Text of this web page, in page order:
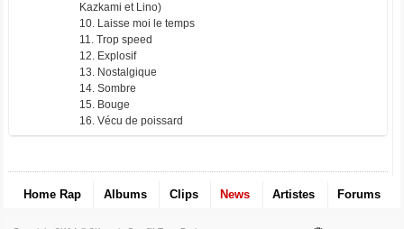
Kazkami et Lino)
10. Laisse moi le temps
11. Trop speed
12. Explosif
13. Nostalgique
14. Sombre
15. Bouge
16. Vécu de poissard
Home Rap Albums Clips News Artistes Forums